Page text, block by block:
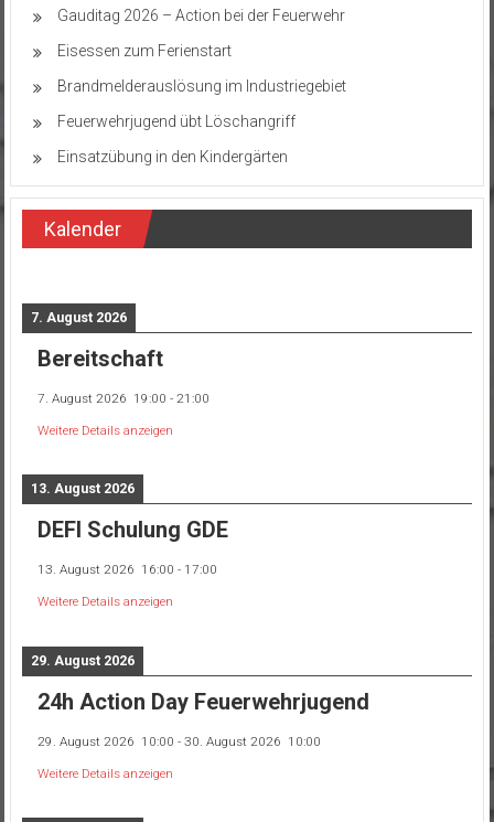
Gauditag 2026 – Action bei der Feuerwehr
Eisessen zum Ferienstart
Brandmelderauslösung im Industriegebiet
Feuerwehrjugend übt Löschangriff
Einsatzübung in den Kindergärten
Kalender
7. August 2026
Bereitschaft
7. August 2026 19:00 - 21:00
Weitere Details anzeigen
13. August 2026
DEFI Schulung GDE
13. August 2026 16:00 - 17:00
Weitere Details anzeigen
29. August 2026
24h Action Day Feuerwehrjugend
29. August 2026 10:00 - 30. August 2026 10:00
Weitere Details anzeigen